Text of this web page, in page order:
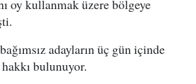
oy kullanmak üzere bölgeye
adayların üç gün içinde
bulunuyor.